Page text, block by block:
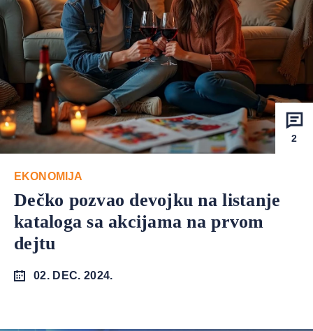
2
EKONOMIJA
Dečko pozvao devojku na listanje
kataloga sa akcijama na prvom
dejtu
02. DEC. 2024.